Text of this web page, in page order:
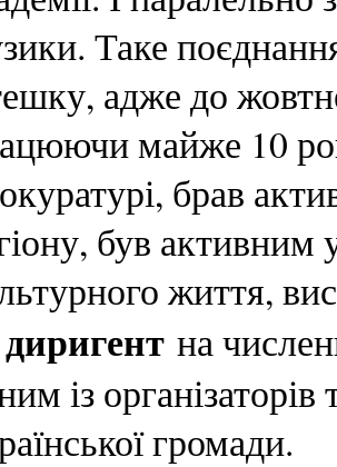
Таке
адже до
майже 10
брав
був активним
життя,
диригент на
із
громади.